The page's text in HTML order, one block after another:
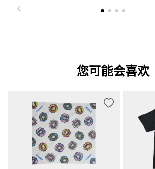
您可能会喜欢